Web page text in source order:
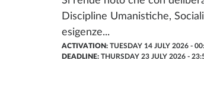
Discipline Umanistiche,
esigenze...
ACTIVATION: TUESDAY 14 JULY 2026 -
DEADLINE: THURSDAY 23 JULY 2026 -